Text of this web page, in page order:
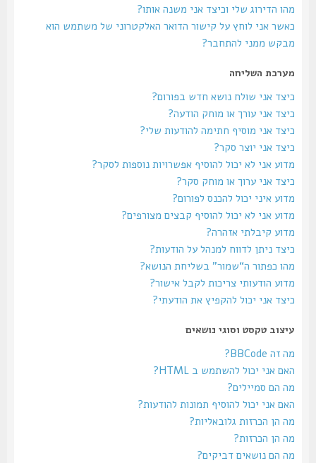
מהו הדירוג שלי וכיצד אני משנה אותו?
כאשר אני לוחץ על קישור הדואר האלקטרוני של משתמש הוא
מבקש ממני להתחבר?
מערכת השליחה
כיצד אני שולח נושא חדש בפורום?
כיצד אני עורך או מוחק הודעה?
כיצד אני מוסיף חתימה להודעות שלי?
כיצד אני יוצר סקר?
מדוע אני לא יכול להוסיף אפשרויות נוספות לסקר?
כיצד אני ערוך או מוחק סקר?
מדוע איני יכול להכנס לפורום?
מדוע אני לא יכול להוסיף קבצים מצורפים?
מדוע קיבלתי אזהרה?
כיצד ניתן לדווח למנהל על הודעות?
מהו כפתור ה“שמור” בשליחת הנושא?
מדוע הודעותי צריכות לקבל אישור?
כיצד אני יכול להקפיץ את הודעתי?
עיצוב טקסט וסוגי נושאים
מה זה BBCode?
האם אני יכול להשתמש ב HTML?
מה הם סמיילים?
האם אני יכול להוסיף תמונות להודעות?
מה הן הכרזות גלובאליות?
מה הן הכרזות?
מה הם נושאים דביקים?